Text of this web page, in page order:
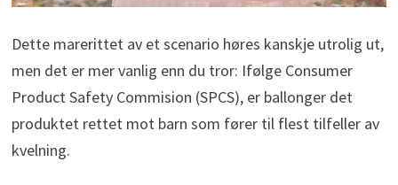
Dette marerittet av et scenario høres kanskje utrolig ut,
men det er mer vanlig enn du tror: Ifølge Consumer
Product Safety Commision (SPCS), er ballonger det
produktet rettet mot barn som fører til flest tilfeller av
kvelning.